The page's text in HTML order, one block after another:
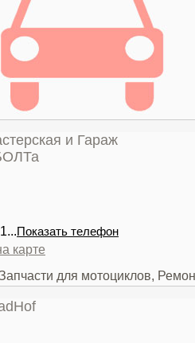
Показать телефон
карте
для мотоциклов,